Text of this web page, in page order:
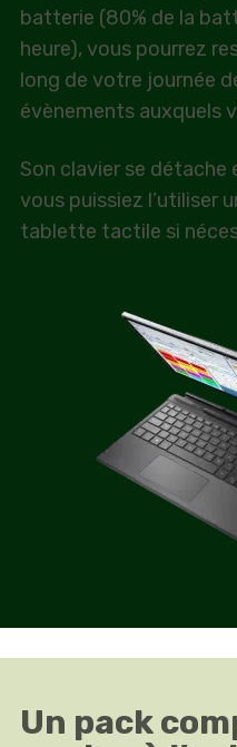
batterie (80% de la
heure), vous pourrez
long de votre journée
évènements auxquels
Son clavier se
vous puissiez l’utiliser
tablette tactile si
Un pack